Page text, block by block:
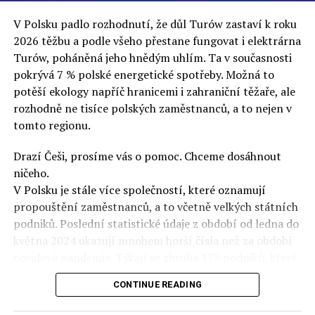
podařilo prodat na aukci 10 plemenných koní za 600
000 euro, bylo to provládními médii oslavované jako
velký úspěch. Za vlády PiS se 14 koní prodalo za 2,5
milionu euro, což bylo stejnou mediální partou
komentováno jako konec polského chovu koní. Ve vidění
kontrolorů činnosti PiS ale určitě šlo při prodeji koní o
praní peněz či jinou nelegální činnost.“
Tuskova čísla jsou ale ujetá i jinde, pokračoval
Ziemkiewicz. „Ve vládní aféře PiS kolem vydávání víz
Tusk tvrdil, že za vlády dnešní opozice se nelegálně
prodalo 600 000 víz do Polska. Byla na to dokonce
vytvořena parlamentní vyšetřovací komise, která přišla
ale pouze na to, že 220 víz do Polska bylo
prostřednictvím úplatků uspíšeno, tedy že víza byla
podělo oněch 599 780 uplacených víz? Nikdo se už
neptá. Téma zmizelo.“
V Polsku padlo rozhodnutí, že důl Turów zastaví k roku
2026 těžbu a podle všeho přestane fungovat i elektrárna
Turów, poháněná jeho hnědým uhlím. Ta v současnosti
pokrývá 7 % polské energetické spotřeby. Možná to
potěší ekology napříč hranicemi i zahraniční těžaře, ale
rozhodně ne tisíce polských zaměstnanců, a to nejen v
tomto regionu.
Drazí Češi, prosíme vás o pomoc. Chceme dosáhnout
ničeho.
V Polsku je stále více společností, které oznamují
propouštění zaměstnanců, a to včetně velkých státních
podniků. Poslední statistické údaje z období od ledna do
května 2024 ukazují mnohem horší čísla než za období
plánují propustit více než 16 tisíc zaměstnanců.
CONTINUE READING